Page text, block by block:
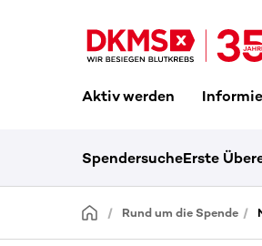
Aktiv werden
SpendersucheErste
Rund um die Spende